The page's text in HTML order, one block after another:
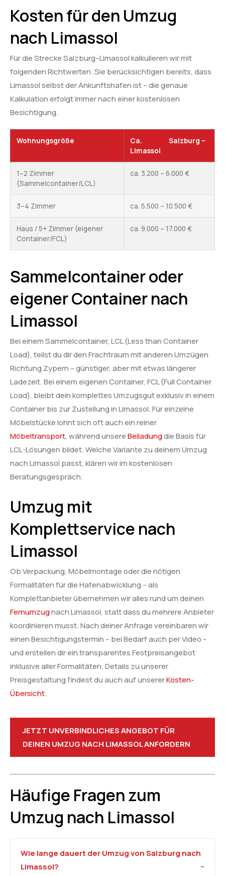
Kosten für den Umzug
nach Limassol
Für die Strecke Salzburg–Limassol kalkulieren wir mit
folgenden Richtwerten. Sie berücksichtigen bereits, dass
Limassol selbst der Ankunftshafen ist – die genaue
Kalkulation erfolgt immer nach einer kostenlosen
Besichtigung.
Wohnungsgröße Ca.
Salzburg –
Limassol
1–2 Zimmer
(Sammelcontainer/LCL)
ca. 3.200 – 6.000 €
3–4 Zimmer ca. 5.500 – 10.500 €
Haus / 5+ Zimmer (eigener
Container/FCL)
ca. 9.000 – 17.000 €
Sammelcontainer oder
eigener Container nach
Limassol
Bei einem Sammelcontainer, LCL (Less than Container
Load), teilst du dir den Frachtraum mit anderen Umzügen
Richtung Zypern – günstiger, aber mit etwas längerer
Ladezeit. Bei einem eigenen Container, FCL (Full Container
Load), bleibt dein komplettes Umzugsgut exklusiv in einem
Container bis zur Zustellung in Limassol. Für einzelne
Möbelstücke lohnt sich oft auch ein reiner
Möbeltransport, während unsereBeiladungdie Basis für
LCL-Lösungen bildet. Welche Variante zu deinem Umzug
nach Limassol passt, klären wir im kostenlosen
Beratungsgespräch.
Umzug mit
Komplettservice nach
Limassol
Ob Verpackung, Möbelmontage oder die nötigen
Formalitäten für die Hafenabwicklung – als
Komplettanbieter übernehmen wir alles rund um deinen
Fernumzugnach Limassol, statt dass du mehrere Anbieter
koordinieren musst. Nach deiner Anfrage vereinbaren wir
einen Besichtigungstermin – bei Bedarf auch per Video –
und erstellen dir ein transparentes Festpreisangebot
inklusive aller Formalitäten. Details zu unserer
Preisgestaltung findest du auch auf unsererKosten-
Übersicht.
JETZT UNVERBINDLICHES ANGEBOT FÜR
DEINEN UMZUG NACH LIMASSOL ANFORDERN
Häufige Fragen zum
Umzug nach Limassol
Wie lange dauert der Umzug von Salzburg nach
Limassol?